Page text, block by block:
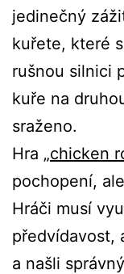
jedinečný
kuřete, které
rušnou silnici
kuře na
sraženo.
Hra „chicken
pochopení,
Hráči musí
předvídavost,
a našli